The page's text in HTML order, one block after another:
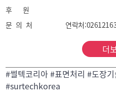
후 원
문 의 처
더
#썰텍코리아 #표면처리 #도장
#surtechkorea